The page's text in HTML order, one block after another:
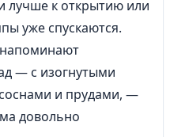
лучше к открытию или
уже спускаются.
— с изогнутыми
и прудами, —
довольно